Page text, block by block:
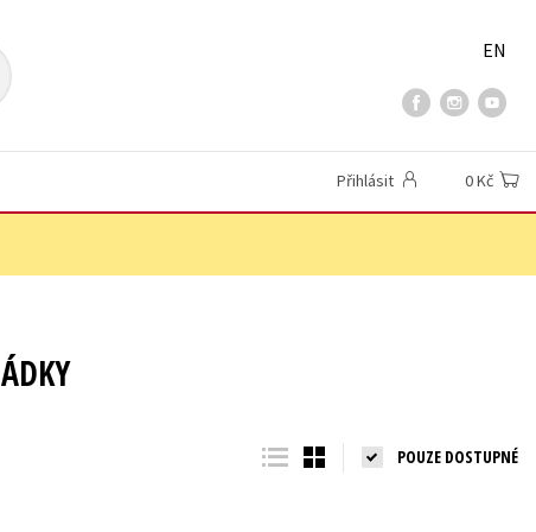
EN
Přihlásit 0 Kč
POUZE DOSTUPNÉ